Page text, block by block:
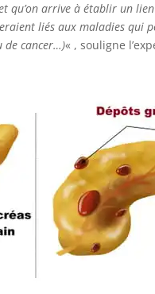
qu’on arrive à établir un
liés aux maladies qui
de cancer…)« , souligne